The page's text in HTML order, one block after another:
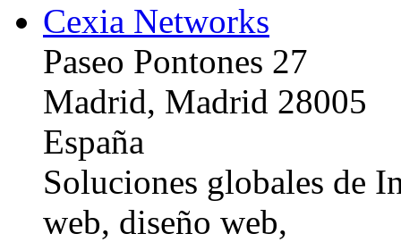
Cexia Networks
Paseo Pontones 27
Madrid, Madrid 28005
España
Soluciones globales de
web, diseño web,